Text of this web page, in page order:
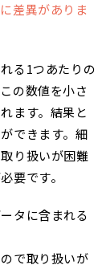
差異がありま
る1つあたりの
の数値を小さ
ます。結果と
できます。細
り扱いが困難
要です。
タに含まれる
で取り扱いが